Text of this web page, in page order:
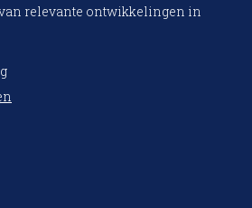
relevante ontwikkelingen in